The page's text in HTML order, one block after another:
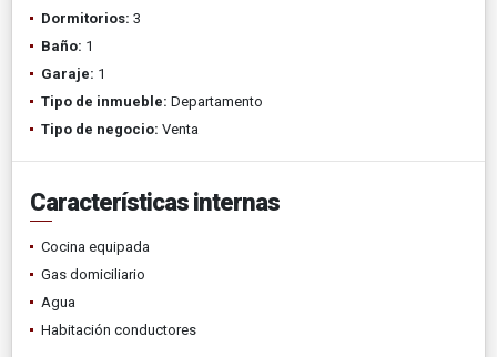
Dormitorios: 3
Baño: 1
Garaje: 1
Tipo de inmueble: Departamento
Tipo de negocio: Venta
Características internas
Cocina equipada
Gas domiciliario
Agua
Habitación conductores